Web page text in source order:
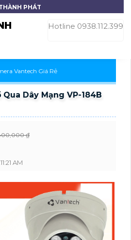
PHÁT
Hotline 0938.112.399
Vantech Giá Rẻ
Qua Dây Mạng VP-184B
₫
AM